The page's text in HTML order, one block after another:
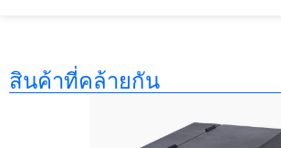
สินค้าที่คล้ายกัน